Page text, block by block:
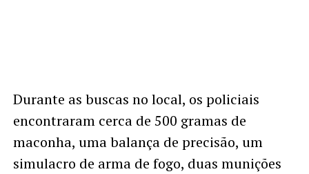
Durante as buscas no local, os policiais
encontraram cerca de 500 gramas de
maconha, uma balança de precisão, um
simulacro de arma de fogo, duas munições